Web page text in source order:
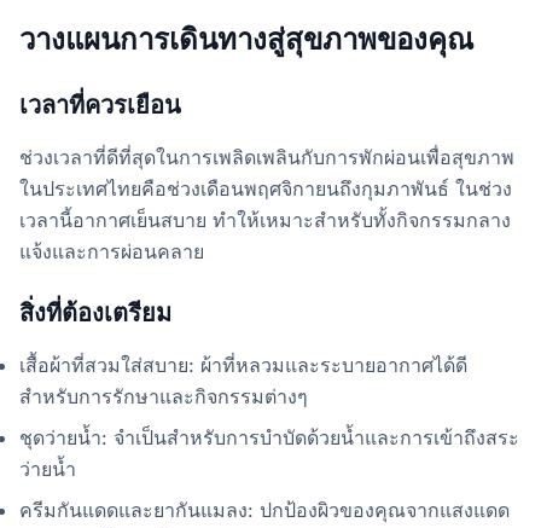
วางแผนการเดินทางสู่สุขภาพของคุณ
เวลาที่ควรเยือน
ช่วงเวลาที่ดีที่สุดในการเพลิดเพลินกับการพักผ่อนเพื่อสุขภาพ
ในประเทศไทยคือช่วงเดือนพฤศจิกายนถึงกุมภาพันธ์ ในช่วง
เวลานี้อากาศเย็นสบาย ทำให้เหมาะสำหรับทั้งกิจกรรมกลาง
แจ้งและการผ่อนคลาย
สิ่งที่ต้องเตรียม
เสื้อผ้าที่สวมใส่สบาย: ผ้าที่หลวมและระบายอากาศได้ดี
สำหรับการรักษาและกิจกรรมต่างๆ
ชุดว่ายน้ำ: จำเป็นสำหรับการบำบัดด้วยน้ำและการเข้าถึงสระ
ว่ายน้ำ
ครีมกันแดดและยากันแมลง: ปกป้องผิวของคุณจากแสงแดด